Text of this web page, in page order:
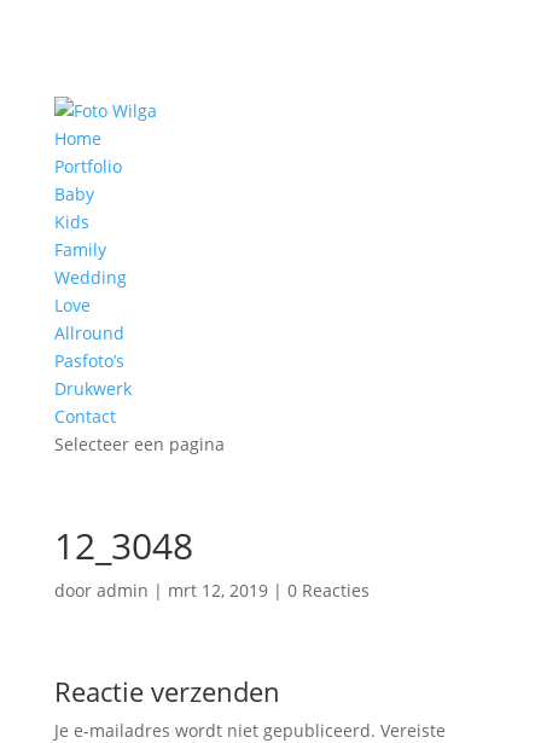
Home
Portfolio
Baby
Kids
Family
Wedding
Love
Allround
Pasfoto’s
Drukwerk
Contact
Selecteer een pagina
12_3048
door admin | mrt 12, 2019| 0 Reacties
Reactie verzenden
Je e-mailadres wordt niet gepubliceerd. Vereiste